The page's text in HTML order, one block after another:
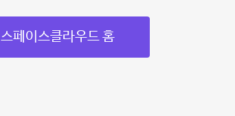
스페이스클라우드 홈